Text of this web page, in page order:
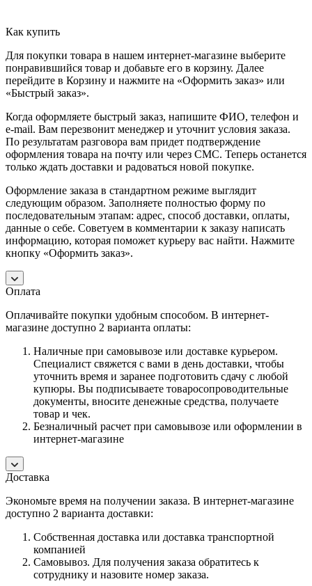
Как купить
Для покупки товара в нашем интернет-магазине выберите
понравившийся товар и добавьте его в корзину. Далее
перейдите в Корзину и нажмите на «Оформить заказ» или
«Быстрый заказ».
Когда оформляете быстрый заказ, напишите ФИО, телефон и
e-mail. Вам перезвонит менеджер и уточнит условия заказа.
По результатам разговора вам придет подтверждение
оформления товара на почту или через СМС. Теперь останется
только ждать доставки и радоваться новой покупке.
Оформление заказа в стандартном режиме выглядит
следующим образом. Заполняете полностью форму по
последовательным этапам: адрес, способ доставки, оплаты,
данные о себе. Советуем в комментарии к заказу написать
информацию, которая поможет курьеру вас найти. Нажмите
кнопку «Оформить заказ».
Оплата
Оплачивайте покупки удобным способом. В интернет-
магазине доступно 2 варианта оплаты:
Наличные при самовывозе или доставке курьером.
Специалист свяжется с вами в день доставки, чтобы
уточнить время и заранее подготовить сдачу с любой
купюры. Вы подписываете товаросопроводительные
документы, вносите денежные средства, получаете
товар и чек.
Безналичный расчет при самовывозе или оформлении в
интернет-магазине
Доставка
Экономьте время на получении заказа. В интернет-магазине
доступно 2 варианта доставки:
Собственная доставка или доставка транспортной
компанией
Самовывоз. Для получения заказа обратитесь к
сотруднику и назовите номер заказа.